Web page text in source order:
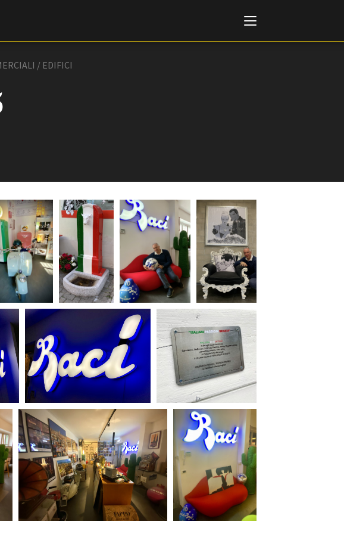
International Film Festival Rotterdam
Berlinale Internationalen
Filmfestspiele Berlin
Festival de Cannes
Biografilm Festival - Bio to B Industry
Days
Locarno Film Festival
Mostra Internazionale d’Arte
Cinematografica Venezia
Toronto International Film Festival
Festa del Cinema di Roma
Torino Film Festival
David di Donatello
Nastri d’Argento
Premio Solinas
STRUMENTI
Location - Accedi al tuo profilo
Location - Nuovo utente
Newsletter
Lavora con noi
Stage - Tirocini - Scuola e Lavoro
Elenco Operatori Economici per
affidamento lavori in economia
/ EDIFICI